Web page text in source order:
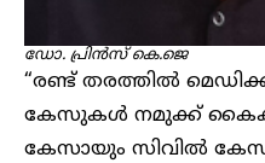
ഡോ. പ്രിൻസ് കെ.ജെ
“രണ്ട് തരത്തിൽ
കേസുകൾ നമുക്ക്
കേസായും സിവിൽ